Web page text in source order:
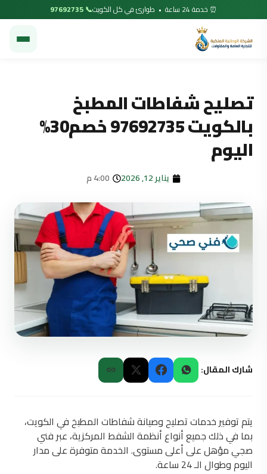
⏰ خدمة 24 ساعة • طوارئ في كل الكويت 📞 97692735
تصليح شفاطات المطبخ
بالكويت 97692735 خصم30%
اليوم
يناير 12, 2026 4:00 م
شارك المقال:
يتم توفير خدمات تصليح وصيانة شفاطات المطبخ في الكويت،
بما في ذلك جميع أنواع أنظمة الشفط المركزية، عبر فني
صجي مؤهل على أعلى مستوى. الخدمة متوفرة على مدار
اليوم وطوال الـ 24 ساعة.